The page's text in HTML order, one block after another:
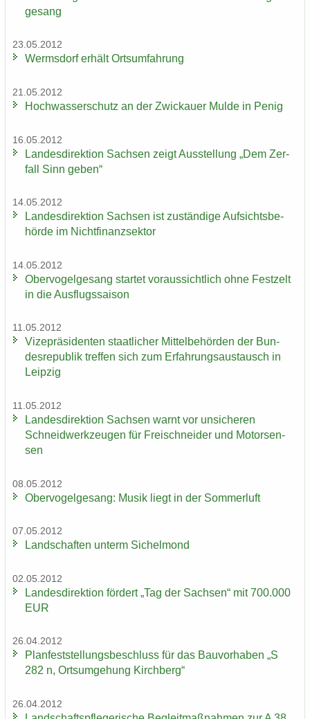
ge­sang
23.05.2012
Werms­dorf er­hält Orts­um­fah­rung
21.05.2012
Hoch­was­ser­schutz an der Zwi­ckau­er Mulde in Penig
16.05.2012
Lan­des­di­rek­ti­on Sach­sen zeigt Aus­stel­lung „Dem Zer­
fall Sinn geben“
14.05.2012
Lan­des­di­rek­ti­on Sach­sen ist zu­stän­di­ge Auf­sichts­be­
hör­de im Nicht­fi­nanz­sek­tor
14.05.2012
Ober­vo­gel­ge­sang star­tet vor­aus­sicht­lich ohne Fest­zelt
in die Aus­flugs­sai­son
11.05.2012
Vi­ze­prä­si­den­ten staat­li­cher Mit­tel­be­hör­den der Bun­
des­re­pu­blik tref­fen sich zum Er­fah­rungs­aus­tausch in
Leip­zig
11.05.2012
Lan­des­di­rek­ti­on Sach­sen warnt vor un­si­che­ren
Schneid­werk­zeu­gen für Frei­schnei­der und Mo­tor­sen­
sen
08.05.2012
Ober­vo­gel­ge­sang: Musik liegt in der Som­mer­luft
07.05.2012
Land­schaf­ten un­term Si­chel­mond
02.05.2012
Lan­des­di­rek­ti­on för­dert „Tag der Sach­sen“ mit 700.000
EUR
26.04.2012
Plan­fest­stel­lungs­be­schluss für das Bau­vor­ha­ben „S
282 n, Orts­um­ge­hung Kirch­berg“
26.04.2012